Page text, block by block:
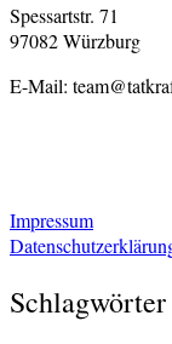
Spessartstr. 71
97082 Würzburg
E-Mail:
Impressum
Schlagwörter